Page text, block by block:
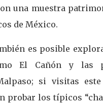
una muestra
de México.
es posible
El Cañón y las
si visitas
probar los típicos